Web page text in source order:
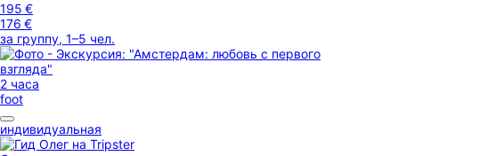
195 €
176 €
за группу, 1–5 чел.
2 часа
foot
индивидуальная